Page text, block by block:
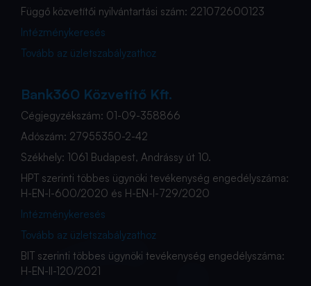
Függő közvetítői nyilvántartási szám: 221072600123
Intézménykeresés
Tovább az üzletszabályzathoz
Bank360 Közvetítő Kft.
Cégjegyzékszám: 01-09-358866
Adószám: 27955350-2-42
Székhely: 1061 Budapest, Andrássy út 10.
HPT szerinti többes ügynöki tevékenység engedélyszáma:
H-EN-I-600/2020 és H-EN-I-729/2020
Intézménykeresés
Tovább az üzletszabályzathoz
BIT szerinti többes ügynöki tevékenység engedélyszáma:
H-EN-II-120/2021